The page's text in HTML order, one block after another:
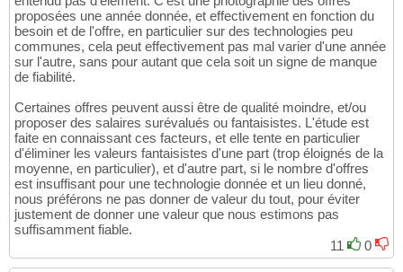
proposées une année donnée, et effectivement en fonction du
besoin et de l'offre, en particulier sur des technologies peu
communes, cela peut effectivement pas mal varier d'une année
sur l'autre, sans pour autant que cela soit un signe de manque
de fiabilité.
Certaines offres peuvent aussi être de qualité moindre, et/ou
proposer des salaires surévalués ou fantaisistes. L'étude est
faite en connaissant ces facteurs, et elle tente en particulier
d'éliminer les valeurs fantaisistes d'une part (trop éloignés de la
moyenne, en particulier), et d'autre part, si le nombre d'offres
est insuffisant pour une technologie donnée et un lieu donné,
nous préférons ne pas donner de valeur du tout, pour éviter
justement de donner une valeur que nous estimons pas
suffisamment fiable.
11
0